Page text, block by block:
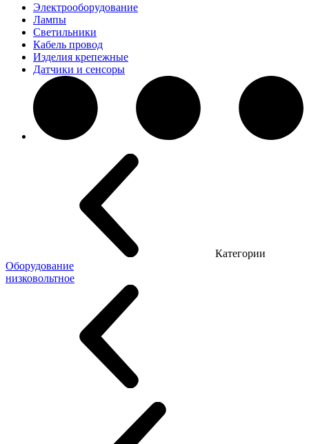
Электрооборудование
Лампы
Светильники
Кабель провод
Изделия крепежные
Датчики и сенсоры
Категории
Оборудование
низковольтное